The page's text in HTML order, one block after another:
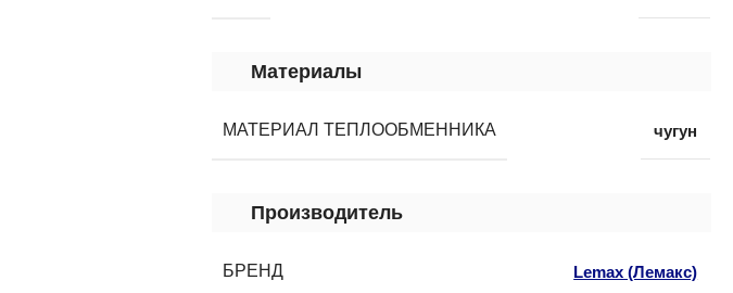
Материалы
МАТЕРИАЛ ТЕПЛООБМЕННИКА чугун
Производитель
БРЕНД Lemax (Лемакс)